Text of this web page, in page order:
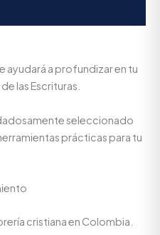
ayudará a profundizar en tu
las Escrituras.
seleccionado
prácticas para tu
cristiana en Colombia.